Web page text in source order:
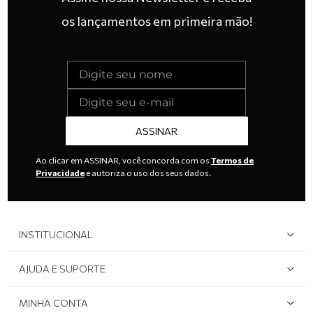
os lançamentos em primeira mão!
ASSINAR
Ao clicar em ASSINAR, você concorda com osTermos de
Privacidade e autoriza o uso dos seus dados.
INSTITUCIONAL
Área do Lojista
AJUDA E SUPORTE
MINHA CONTA